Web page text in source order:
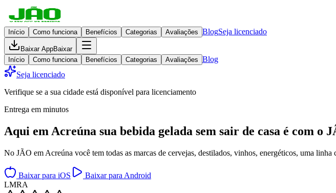
Início Como funciona Benefícios Categorias Avaliações BlogSeja licenciado
Baixar AppBaixar
Início
Como funciona Benefícios Categorias Avaliações Blog
Seja licenciado
Verifique se a sua cidade está disponível para licenciamento
Entrega em minutos
Aqui em Acreúna sua bebida gelada sem sair de casa é com o
No JÃO em Acreúna você tem todas as marcas de cervejas, destilados, vinhos, energéticos, uma
Baixar para iOS
Baixar para Android
LMRA